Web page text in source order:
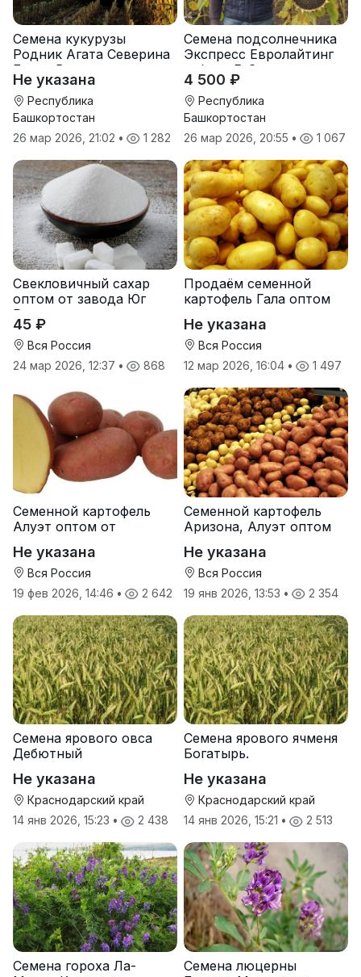
Семена кукурузы
Родник Агата Северина
Берта Вилора
Прохладненский Дарина
Росс Машук Катерина
Не указана
Республика
Башкортостан
26 мар 2026, 21:02 • 1 282
Семена подсолнечника
Экспресс Евролайтинг
гибрид F-G+
4 500 ₽
Республика
Башкортостан
26 мар 2026, 20:55 • 1 067
Свекловичный сахар
оптом от завода Юг
Руси
45 ₽
Вся Россия
24 мар 2026, 12:37 • 868
Продаём семенной
картофель Гала оптом
Не указана
Вся Россия
12 мар 2026, 16:04 • 1 497
Семенной картофель
Алуэт оптом от
Не указана
Вся Россия
19 фев 2026, 14:46 • 2 642
Семенной картофель
Аризона, Алуэт оптом
Не указана
Вся Россия
19 янв 2026, 13:53 • 2 354
Семена ярового овса
Дебютный
Не указана
Краснодарский край
14 янв 2026, 15:23 • 2 438
Семена ярового ячменя
Богатырь.
Не указана
Краснодарский край
14 янв 2026, 15:21 • 2 513
Семена гороха Ла-
Семена люцерны